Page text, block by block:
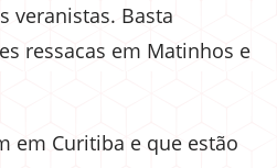
veranistas. Basta
ressacas em Matinhos e
em Curitiba e que estão